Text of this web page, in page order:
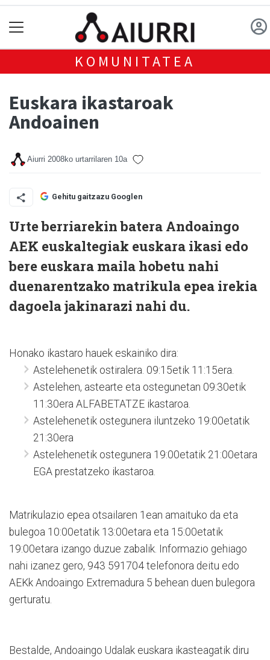
KOMUNITATEA
Euskara ikastaroak
Andoainen
Aiurri 2008ko urtarrilaren 10a
Gehitu gaitzazu Googlen
Urte berriarekin batera Andoaingo
AEK euskaltegiak euskara ikasi edo
bere euskara maila hobetu nahi
duenarentzako matrikula epea irekia
dagoela jakinarazi nahi du.
Honako ikastaro hauek eskainiko dira:
Astelehenetik ostiralera. 09:15etik 11:15era.
Astelehen, astearte eta ostegunetan 09:30etik
11:30era ALFABETATZE ikastaroa.
Astelehenetik ostegunera iluntzeko 19:00etatik
21:30era
Astelehenetik ostegunera 19:00etatik 21:00etara
EGA prestatzeko ikastaroa.
Matrikulazio epea otsailaren 1ean amaituko da eta
bulegoa 10:00etatik 13:00etara eta 15:00etatik
19:00etara izango duzue zabalik. Informazio gehiago
nahi izanez gero, 943 591704 telefonora deitu edo
AEKk Andoaingo Extremadura 5 behean duen bulegora
gerturatu.
Bestalde, Andoaingo Udalak euskara ikasteagatik diru